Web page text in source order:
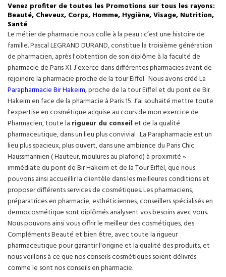
Venez profiter de toutes les Promotions sur tous les rayons:
Beauté, Cheveux, Corps, Homme, Hygiène, Visage, Nutrition,
Santé
Le métier de pharmacie nous colle à la peau : c’est une histoire de
famille. Pascal LEGRAND DURAND, constitue la troisième génération
de pharmacien, après l'obtention de son diplôme à la faculté de
pharmacie de Paris XI. J’exerce dans différentes pharmacies avant de
rejoindre la pharmacie proche de la tour Eiffel. Nous avons créé La
Parapharmacie Bir Hakeim, proche de la tourEiffelet du pont de Bir
Hakeim en face de la pharmacie à Paris 15. J’ai souhaité mettre toute
l'expertise en cosmétique acquise au cours de mon exercice de
Pharmacien, toute la rigueur du conseilet de la qualité
pharmaceutique, dans un lieu plus convivial . La Parapharmacie est un
lieu plus spacieux, plus ouvert, dans une ambiance du Paris Chic
Haussmannien ( Hauteur, moulures au plafond) à proximité »
immédiate du pont de Bir Hakeim et de la Tour Eiffel, que nous
pouvons ainsi accueillir la clientèle dans les meilleures conditions et
proposer différents services de cosmétiques. Les pharmaciens,
préparatrices en pharmacie, esthéticiennes, conseillers spécialisés en
dermocosmétique sont diplômés analysent vos besoins avec vous.
Nous pouvons ainsi vous offrir le meilleur des cosmétiques, des
Compléments Beauté et bien être, avec toute la rigueur
pharmaceutique pour garantir l'origine et la qualité des produits, et
nous veillons à ce que nos conseils cosmétiques soient délivrés
comme le sont nos conseils en pharmacie.